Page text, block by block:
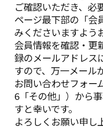
ご確認いただき、必
ページ最下部の「会
みくださいますよう
会員情報を確認・更
録のメールアドレス
すので、万一メール
お問い合わせフォー
6「その他」）から
すと幸いです。
よろしくお願い申し